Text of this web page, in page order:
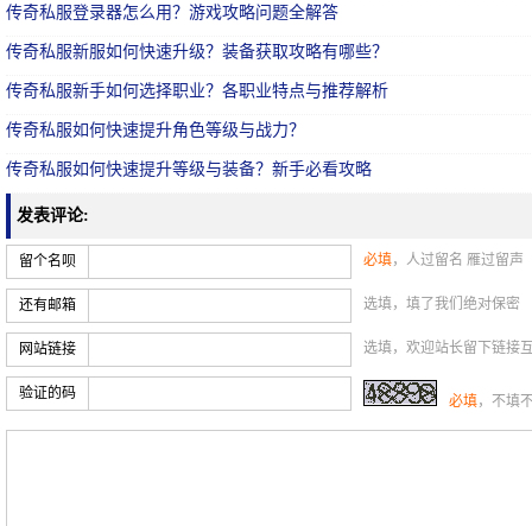
传奇私服登录器怎么用？游戏攻略问题全解答
传奇私服新服如何快速升级？装备获取攻略有哪些？
传奇私服新手如何选择职业？各职业特点与推荐解析
传奇私服如何快速提升角色等级与战力？
传奇私服如何快速提升等级与装备？新手必看攻略
发表评论:
留个名呗 必填，人过留名 雁过留声
还有邮箱 选填，填了我们绝对保密
网站链接 选填，欢迎站长留下链接
验证的码 必填，不填